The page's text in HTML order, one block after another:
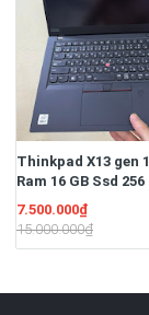
Thinkpad X13 gen
Ram 16 GB Ssd
13.3" Full HD
Pin 3-4h
7.500.000₫
15.000.000₫